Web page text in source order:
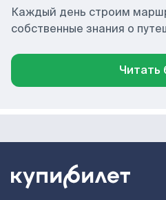
Каждый день строим
собственные знания о
Читать